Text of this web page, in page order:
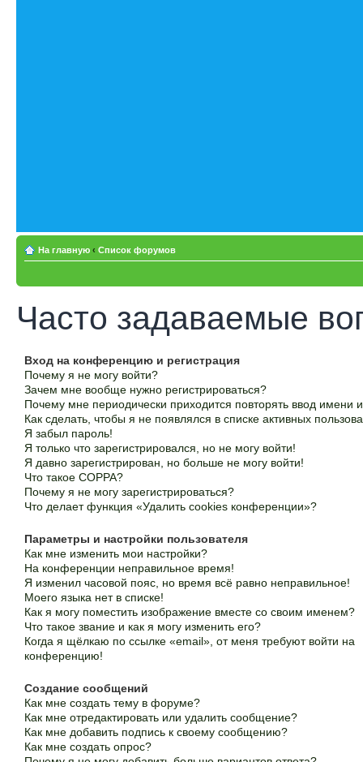
На главную ‹ Список форумов
Часто задаваемые
Вход на конференцию и регистрация
Почему я не могу войти?
Зачем мне вообще нужно регистрироваться?
Почему мне периодически приходится повторять ввод имени
Как сделать, чтобы я не появлялся в списке активных
Я забыл пароль!
Я только что зарегистрировался, но не могу войти!
Я давно зарегистрирован, но больше не могу войти!
Что такое COPPA?
Почему я не могу зарегистрироваться?
Что делает функция «Удалить cookies конференции»?
Параметры и настройки пользователя
Как мне изменить мои настройки?
На конференции неправильное время!
Я изменил часовой пояс, но время всё равно неправильное!
Моего языка нет в списке!
Как я могу поместить изображение вместе со своим именем?
Что такое звание и как я могу изменить его?
Когда я щёлкаю по ссылке «email», от меня требуют войти на
конференцию!
Создание сообщений
Как мне создать тему в форуме?
Как мне отредактировать или удалить сообщение?
Как мне добавить подпись к своему сообщению?
Как мне создать опрос?